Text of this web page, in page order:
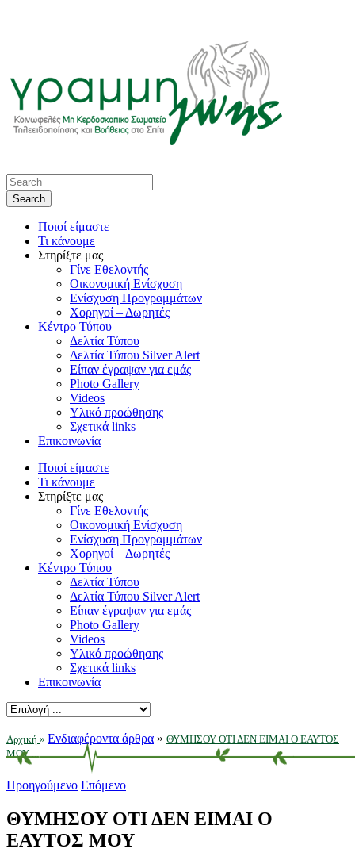
Ποιοί είμαστε
Τι κάνουμε
Στηρίξτε μας
Γίνε Εθελοντής
Οικονομική Ενίσχυση
Ενίσχυση Προγραμμάτων
Χορηγοί – Δωρητές
Κέντρο Τύπου
Δελτία Τύπου
Δελτία Τύπου Silver Alert
Είπαν έγραψαν για εμάς
Photo Gallery
Videos
Υλικό προώθησης
Σχετικά links
Επικοινωνία
Ποιοί είμαστε
Τι κάνουμε
Στηρίξτε μας
Γίνε Εθελοντής
Οικονομική Ενίσχυση
Ενίσχυση Προγραμμάτων
Χορηγοί – Δωρητές
Κέντρο Τύπου
Δελτία Τύπου
Δελτία Τύπου Silver Alert
Είπαν έγραψαν για εμάς
Photo Gallery
Videos
Υλικό προώθησης
Σχετικά links
Επικοινωνία
Αρχική » Ενδιαφέροντα άρθρα » ΘΥΜΗΣΟΥ ΟΤΙ ΔΕΝ ΕΙΜΑΙ Ο ΕΑΥΤΟΣ
ΜΟΥ ...
Προηγούμενο Επόμενο
ΘΥΜΗΣΟΥ ΟΤΙ ΔΕΝ ΕΙΜΑΙ Ο
ΕΑΥΤΟΣ ΜΟΥ